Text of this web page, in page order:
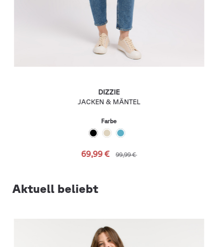
DIZZIE
JACKEN & MÄNTEL
Farbe
69,99 € 99,99 €
Aktuell beliebt